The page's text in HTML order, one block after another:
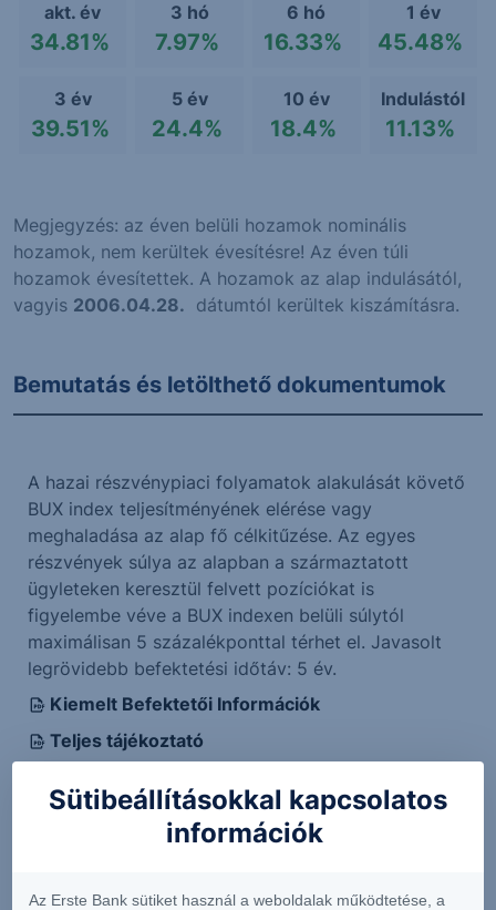
akt. év
34.81%
3 hó
7.97%
6 hó
16.33%
1 év
45.48%
3 év
39.51%
5 év
24.4%
10 év
18.4%
Indulástól
11.13%
Megjegyzés: az éven belüli hozamok nominális
hozamok, nem kerültek évesítésre! Az éven túli
hozamok évesítettek. A hozamok az alap indulásától,
vagyis 2006.04.28. dátumtól kerültek kiszámításra.
Bemutatás és letölthető dokumentumok
A hazai részvénypiaci folyamatok alakulását követő
BUX index teljesítményének elérése vagy
meghaladása az alap fő célkitűzése. Az egyes
részvények súlya az alapban a származtatott
ügyleteken keresztül felvett pozíciókat is
figyelembe véve a BUX indexen belüli súlytól
maximálisan 5 százalékponttal térhet el. Javasolt
legrövidebb befektetési időtáv: 5 év.
Kiemelt Befektetői Információk
Teljes tájékoztató
Féléves jelentés
Sütibeállításokkal kapcsolatos
információk
Az Erste Bank sütiket használ a weboldalak működtetése, a